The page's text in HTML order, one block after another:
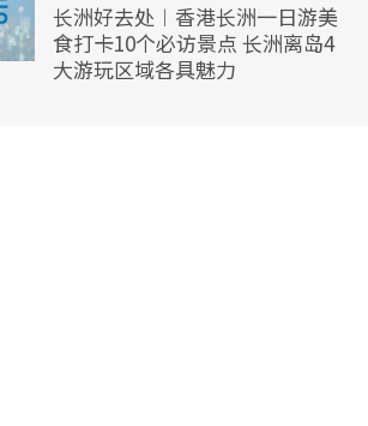
长洲好去处︱香港长洲一日游美
食打卡10个必访景点 长洲离岛4
大游玩区域各具魅力